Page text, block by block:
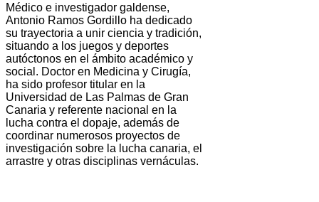
Médico e investigador galdense,
Antonio Ramos Gordillo ha dedicado
su trayectoria a unir ciencia y tradición,
situando a los juegos y deportes
autóctonos en el ámbito académico y
social. Doctor en Medicina y Cirugía,
ha sido profesor titular en la
Universidad de Las Palmas de Gran
Canaria y referente nacional en la
lucha contra el dopaje, además de
coordinar numerosos proyectos de
investigación sobre la lucha canaria, el
arrastre y otras disciplinas vernáculas.